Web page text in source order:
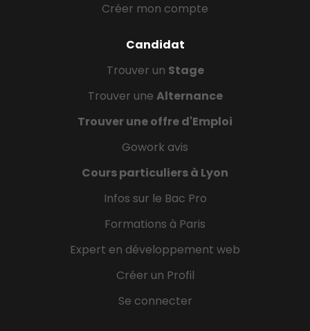
Créer mon compte
Candidat
Trouver un Stage
Trouver une Alternance
Trouver une offre d'Emploi
Gowork avis
Cours particuliers à Lyon
Infos sur le Bac Pro
Formations à Paris
Expert en développement web
Créer un Profil
Se connecter